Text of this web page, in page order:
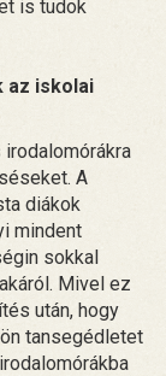
is tudok
az iskolai
A
diákok
mindent
sokkal
Mivel ez
után, hogy
tansegédletet